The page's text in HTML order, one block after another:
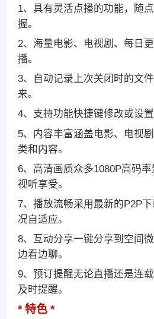
1、具有灵活点播的功能，随
握。
2、海量电影、电视剧、每日
播。
3、自动记录上次关闭时的文
来。
4、支持功能快捷键修改或设
5、内容丰富涵盖电影、电视
类和内容。
6、高清画质众多1080P高码
视听享受。
7、播放流畅采用最新的P2P
况自适应。
8、互动分享一键分享到空间
边看边聊。
9、预订提醒无论直播还是连
及时提醒。
特色